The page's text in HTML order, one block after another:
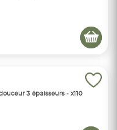
3 épaisseurs - x110